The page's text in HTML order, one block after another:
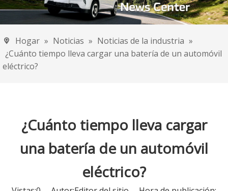
Italiano
Hogar » Noticias » Noticias de la industria »
¿Cuánto tiempo lleva cargar una batería de un automóvil
eléctrico?
¿Cuánto tiempo lleva cargar
una batería de un automóvil
eléctrico?